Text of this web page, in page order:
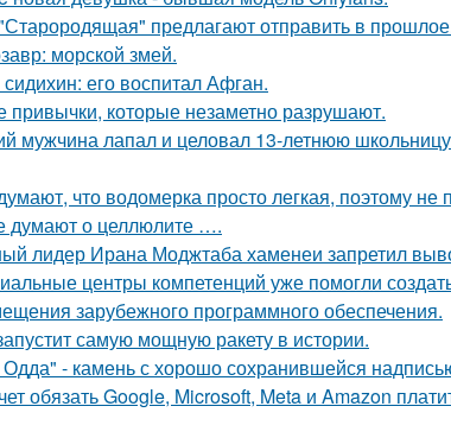
предлагают отправить в
морской змей.
его воспитал Афган.
привычки, которые незаметно разрушают.
мужчина лапал и целовал 13-летнюю
что водомерка просто легкая, поэтому не
думают о целлюлите ….
лидер Ирана Моджтаба хаменеи запретил
центры компетенций уже помогли
зарубежного программного обеспечения.
самую мощную ракету в истории.
- камень с хорошо сохранившейся
обязать Google, Microsoft, Meta и Amazon